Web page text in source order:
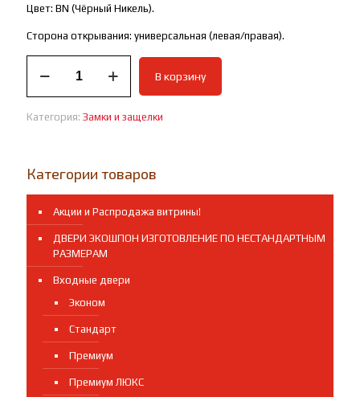
Цвет: BN (Чёрный Никель).
Сторона открывания: универсальная (левая/правая).
товара
VЕTTORE
100
Никель)
В корзину
Категория: Замки и защелки
Категории товаров
Акции и Распродажа витрины!
ДВЕРИ ЭКОШПОН ИЗГОТОВЛЕНИЕ ПО НЕСТАНДАРТНЫМ
РАЗМЕРАМ
Входные двери
Эконом
Стандарт
Премиум
Премиум ЛЮКС